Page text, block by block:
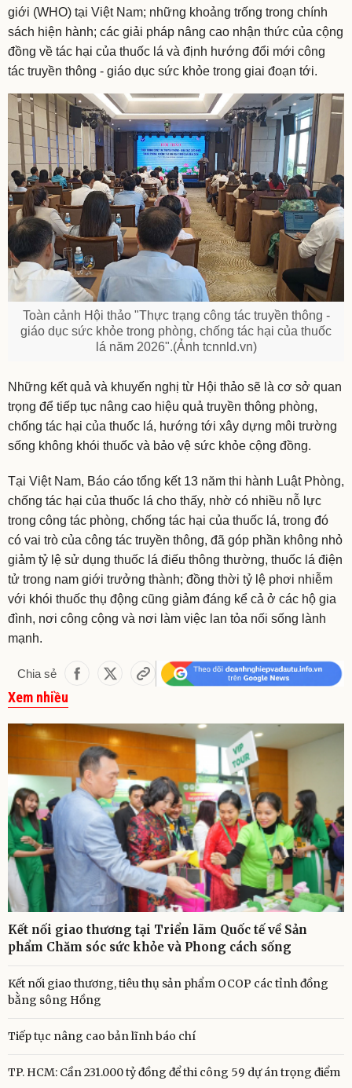
giới (WHO) tại Việt Nam; những khoảng trống trong chính
sách hiện hành; các giải pháp nâng cao nhận thức của cộng
đồng về tác hại của thuốc lá và định hướng đổi mới công
tác truyền thông - giáo dục sức khỏe trong giai đoạn tới.
Toàn cảnh Hội thảo "Thực trạng công tác truyền thông -
giáo dục sức khỏe trong phòng, chống tác hại của thuốc
lá năm 2026".(Ảnh tcnnld.vn)
Những kết quả và khuyến nghị từ Hội thảo sẽ là cơ sở quan
trọng để tiếp tục nâng cao hiệu quả truyền thông phòng,
chống tác hại của thuốc lá, hướng tới xây dựng môi trường
sống không khói thuốc và bảo vệ sức khỏe cộng đồng.
Tại Việt Nam, Báo cáo tổng kết 13 năm thi hành Luật Phòng,
chống tác hại của thuốc lá cho thấy, nhờ có nhiều nỗ lực
trong công tác phòng, chống tác hại của thuốc lá, trong đó
có vai trò của công tác truyền thông, đã góp phần không nhỏ
giảm tỷ lệ sử dụng thuốc lá điếu thông thường, thuốc lá điện
tử trong nam giới trưởng thành; đồng thời tỷ lệ phơi nhiễm
với khói thuốc thụ động cũng giảm đáng kể cả ở các hộ gia
đình, nơi công cộng và nơi làm việc lan tỏa nối sống lành
mạnh.
Chia sẻ
Xem nhiều
Kết nối giao thương tại Triển lãm Quốc tế về Sản
phẩm Chăm sóc sức khỏe và Phong cách sống
Kết nối giao thương, tiêu thụ sản phẩm OCOP các tỉnh đồng
bằng sông Hồng
Tiếp tục nâng cao bản lĩnh báo chí
TP. HCM: Cần 231.000 tỷ đồng để thi công 59 dự án trọng điểm